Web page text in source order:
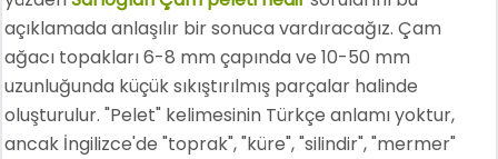
açıklamada anlaşılır bir sonuca vardıracağız. Çam
ağacı topakları 6-8 mm çapında ve 10-50 mm
uzunluğunda küçük sıkıştırılmış parçalar halinde
oluşturulur. "Pelet" kelimesinin Türkçe anlamı yoktur,
ancak İngilizce'de "toprak", "küre", "silindir", "mermer"